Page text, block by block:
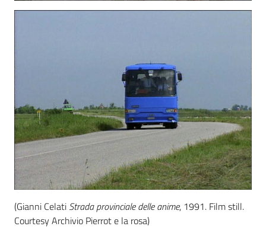
(Gianni Celati Strada provinciale delle anime, 1991. Film still.
Courtesy Archivio Pierrot e la rosa)